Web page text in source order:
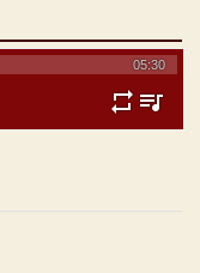
05:30
repeatplaylist